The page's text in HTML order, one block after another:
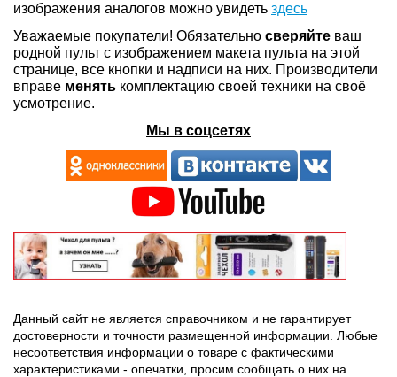
изображения аналогов можно увидеть здесь
Уважаемые покупатели! Обязательно сверяйте ваш
родной пульт с изображением макета пульта на этой
странице, все кнопки и надписи на них. Производители
вправе менять комплектацию своей техники на своё
усмотрение.
Мы в соцсетях
Данный сайт не является справочником и не гарантирует
достоверности и точности размещенной информации. Любые
несоответствия информации о товаре с фактическими
характеристиками - опечатки, просим сообщать о них на